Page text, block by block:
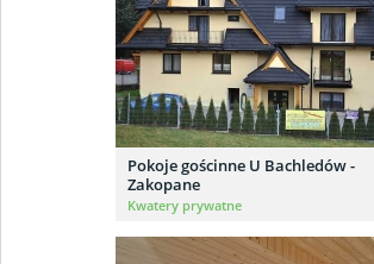
Pokoje gościnne U Bachledów -
Zakopane
Kwatery prywatne